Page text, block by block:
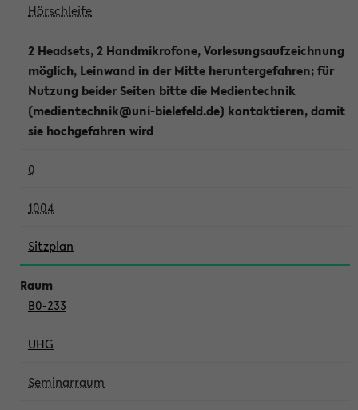
Hörschleife
2 Headsets, 2 Handmikrofone, Vorlesungsaufzeichnung
möglich, Leinwand in der Mitte heruntergefahren; für
Nutzung beider Seiten bitte die Medientechnik
(medientechnik@uni-bielefeld.de) kontaktieren, damit
sie hochgefahren wird
0
1004
Sitzplan
B0-233
UHG
Seminarraum